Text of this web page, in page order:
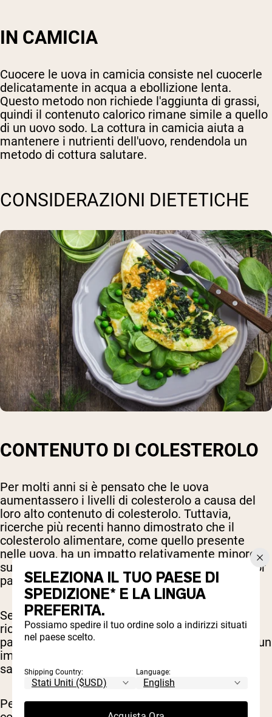
IN CAMICIA
Cuocere le uova in camicia consiste nel cuocerle
delicatamente in acqua a ebollizione lenta.
Questo metodo non richiede l'aggiunta di grassi,
quindi il contenuto calorico rimane simile a quello
di un uovo sodo. La cottura in camicia aiuta a
mantenere i nutrienti dell'uovo, rendendola un
metodo di cottura salutare.
CONSIDERAZIONI DIETETICHE
CONTENUTO DI COLESTEROLO
Per molti anni si è pensato che le uova
aumentassero i livelli di colesterolo a causa del
loro alto contenuto di colesterolo. Tuttavia,
ricerche più recenti hanno dimostrato che il
colesterolo alimentare, come quello presente
nelle uova, ha un impatto relativamente minore
sui livelli di colesterolo nel sangue per la maggior
parte delle persone.
Sebbene le uova contengano colesterolo, le
ricerche hanno dimostrato che per la maggior
parte delle persone il colesterolo alimentare ha un
impatto minimo sui livelli di colesterolo nel
sangue.
Pertanto, le uova possono essere consumate
SELEZIONA IL TUO PAESE DI
SPEDIZIONE* E LA LINGUA
PREFERITA.
Possiamo spedire il tuo ordine solo a indirizzi situati
nel paese scelto.
Shipping Country: Language: